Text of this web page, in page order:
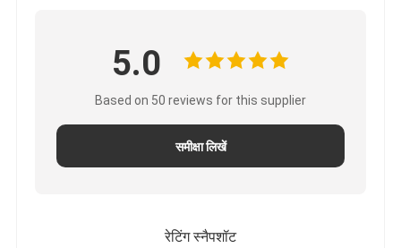
5.0
Based on 50 reviews for this supplier
समीक्षा लिखें
रेटिंग स्नैपशॉट